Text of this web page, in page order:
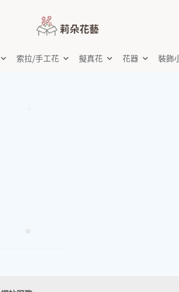
索拉⧸手工花 擬真花 花器 裝飾